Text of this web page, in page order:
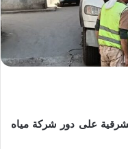
على دور شركة مياه